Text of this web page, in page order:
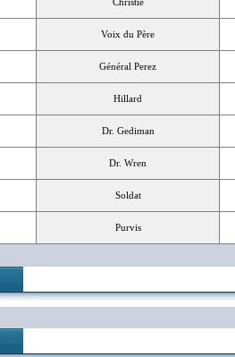
Voix du Père
Général Perez
Hillard
Dr. Gediman
Dr. Wren
Soldat
Purvis